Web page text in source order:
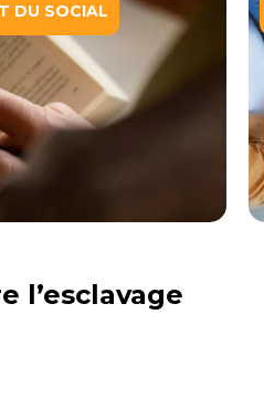
DU SOCIAL
l’esclavage